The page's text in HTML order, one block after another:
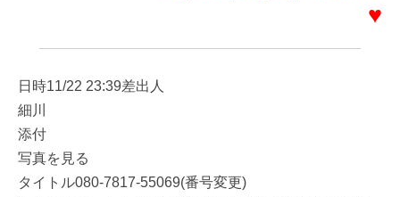
♥
日時11/22 23:39差出人
細川
添付
写真を見る
タイトル080-7817-55069(番号変更)